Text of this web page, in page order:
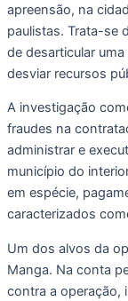
apreensão, na
paulistas. Trata-se
de desarticular
desviar recursos
A investigação
fraudes na
administrar e
município do
em espécie,
caracterizados
Um dos alvos da
Manga. Na conta
contra a operação,